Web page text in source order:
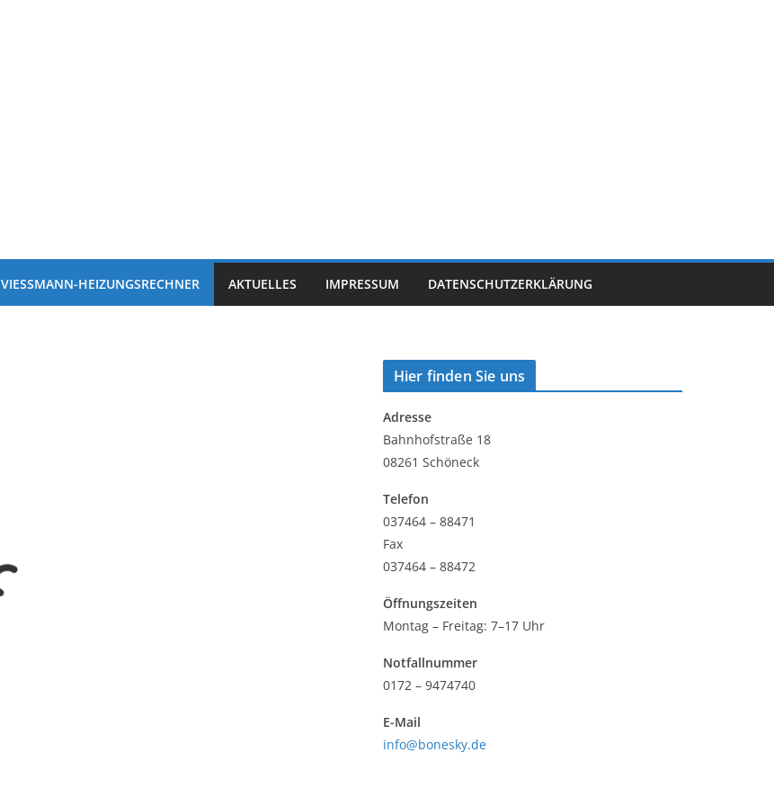
VIESSMANN-HEIZUNGSRECHNER AKTUELLES IMPRESSUM DATENSCHUTZERKLÄRUNG
Hier finden Sie uns
Adresse
Bahnhofstraße 18
08261 Schöneck
Telefon
037464 – 88471
Fax
037464 – 88472
Öffnungszeiten
Montag – Freitag: 7–17 Uhr
Notfallnummer
0172 – 9474740
E-Mail
info@bonesky.de